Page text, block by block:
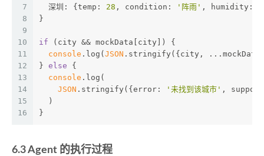
7
8
9
10
11
12
13
14
15
16
  深圳: {
temp : 28 , condition : '阵雨' , humidity :
}
if (city && mockData[city]) {
console .log( JSON .stringify({city,
} else {
console .log(
JSON .stringify({ error : '未找到该城市' ,
  )
}
6.3 Agent 的执行过程